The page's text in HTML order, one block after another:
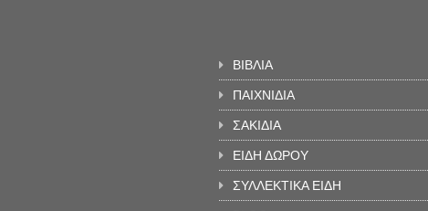
ΒΙΒΛΙΑ
ΠΑΙΧΝΙΔΙΑ
ΣΑΚΙΔΙΑ
ΕΙΔΗ ΔΩΡΟΥ
ΣΥΛΛΕΚΤΙΚΑ ΕΙΔΗ